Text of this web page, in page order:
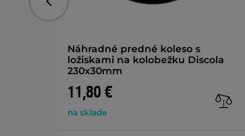
Náhradné predné koleso s
ložiskami na kolobežku Discola
230x30mm
11,80 €
na sklade
Predchádzajúce